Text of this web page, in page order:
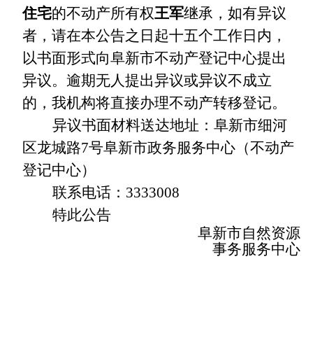
住宅的不动产所有权王军继承，如有异议
者，请在本公告之日起十五个工作日内，
以书面形式向阜新市不动产登记中心提出
异议。逾期无人提出异议或异议不成立
的，我机构将直接办理不动产转移登记。
异议书面材料送达地址：阜新市细河
区龙城路7号阜新市政务服务中心（不动产
登记中心）
联系电话： 3333008
特此公告
阜新市自然资源
事务服务中心